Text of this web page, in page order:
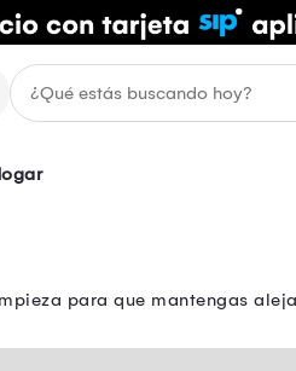
para que mantengas